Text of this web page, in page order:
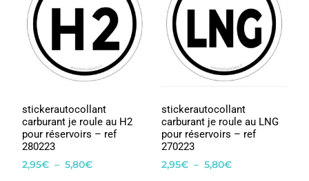
stickerautocollant
carburant je roule au H2
pour réservoirs – ref
280223
2,95€ – 5,80€
stickerautocollant
carburant je roule au LNG
pour réservoirs – ref
270223
2,95€ – 5,80€